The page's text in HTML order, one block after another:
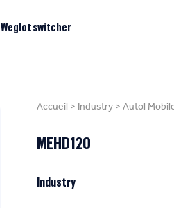
Weglot switcher
Accueil > Industry> Autol
MEHD120
Industry